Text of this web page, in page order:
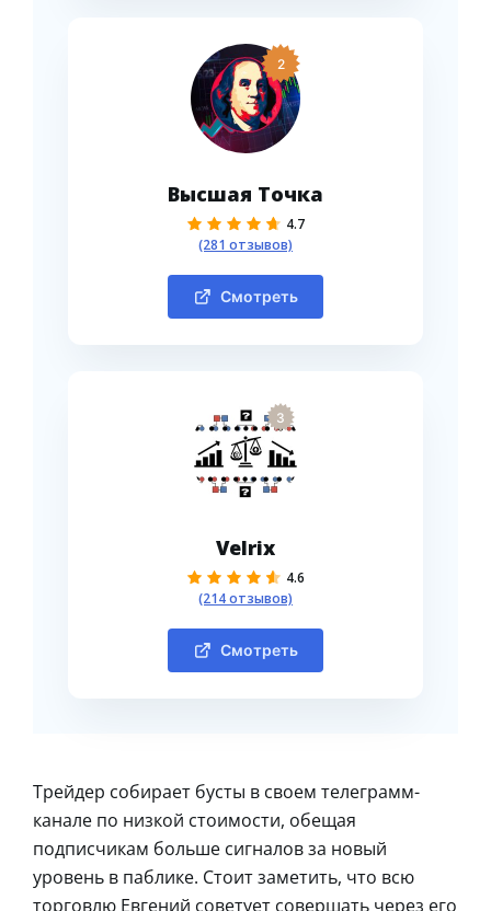
2
Высшая Точка
4.7
(281 отзывов)
Смотреть
3
Velrix
4.6
(214 отзывов)
Смотреть
Трейдер собирает бусты в своем телеграмм-
канале по низкой стоимости, обещая
подписчикам больше сигналов за новый
уровень в паблике. Стоит заметить, что всю
торговлю Евгений советует совершать через его